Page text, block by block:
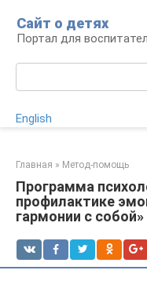
контенту
Сайт о детях
Портал для
English
Главная » Метод-помощь
Программа
профилактике
гармонии с собой»